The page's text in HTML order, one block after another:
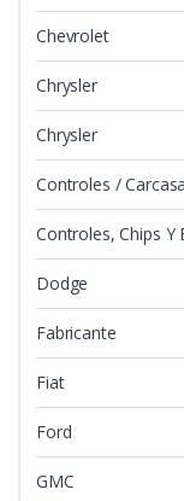
Chevrolet
Chrysler
Chrysler
Controles /
Controles, Chips Y
Dodge
Fabricante
Fiat
Ford
GMC